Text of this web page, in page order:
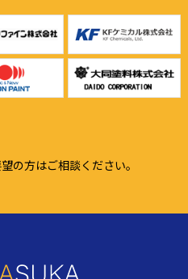
の方はご相談ください。